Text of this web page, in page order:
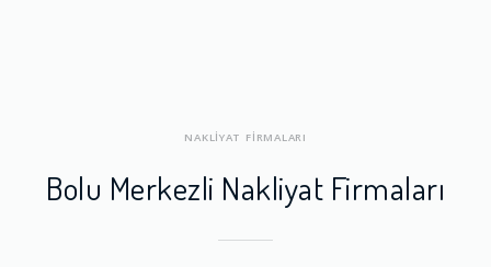
NAKLİYAT FİRMALARI
Bolu Merkezli Nakliyat Firmaları